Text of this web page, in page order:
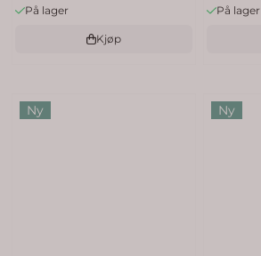
På lager
Kjøp
På lager
Ny Ny